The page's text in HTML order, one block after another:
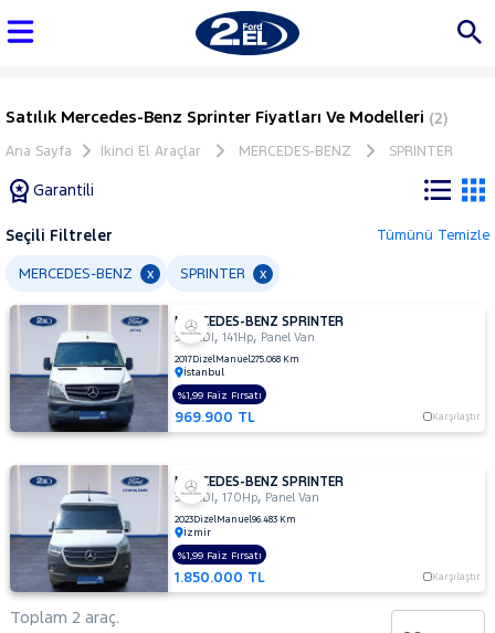
Satılık Mercedes-Benz Sprinter Fiyatları Ve Modelleri (2)
Ana Sayfa İkinci El Araçlar MERCEDES-BENZ SPRINTER
Garantili
Tüm
Araçlar
AUDI
BMC
BMW
BYD
CHERY
CITROEN
CUPRA
DACIA
Fiyat
Aralığı
Model
Seçili Filtreler Tümünü Temizle
MERCEDES-BENZ x SPRINTER x
MERCEDES-BENZ SPRINTER
314 CDI ,141Hp, Panel Van
2017DizelManuel275.068 Km
İstanbul
969.900 TL Karşılaştır
%1,99 Faiz Fırsatı
MERCEDES-BENZ SPRINTER
317 CDI ,170Hp, Panel Van
2023DizelManuel96.483 Km
İzmir
1.850.000 TL Karşılaştır
%1,99 Faiz Fırsatı
Toplam 2 araç.